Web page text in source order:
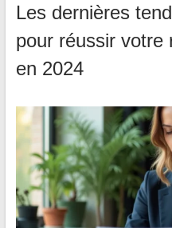
Les dernières
pour réussir votre
en 2024